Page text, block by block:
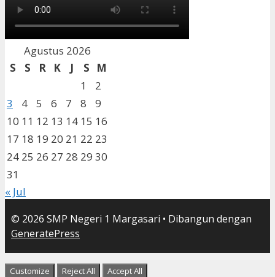
Agustus 2026
S
S R K J S
M
1
2
3
4 5 6 7 8
9
10 11 12 13 14 15 16
17 18 19 20 21 22 23
24 25 26 27 28 29 30
31
« Jul
© 2026 SMP Negeri 1 Margasari • Dibangun dengan
GeneratePress
Customize Reject All Accept All